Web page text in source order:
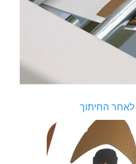
החיתוך